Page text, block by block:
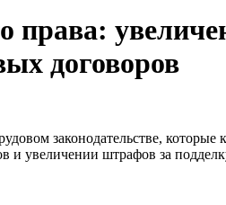
права:
договоров
законодательстве, которые
и увеличении штрафов за